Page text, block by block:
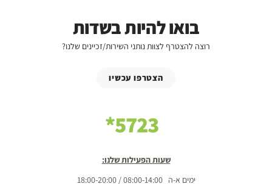
בואו להיות בשדות
רוצה להצטרף לצוות נותני השירות/זכיינים שלנו?
הצטרפו עכשיו
5723*
שעות הפעילות שלנו:
ימים א-ה 08:00-14:00 / 18:00-20:00